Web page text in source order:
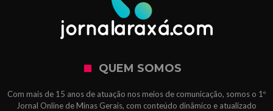
QUEM SOMOS
Com mais de 15 anos de atuação nos meios de comunicação, somos o 1º
Jornal Online de Minas Gerais, com conteúdo dinâmico e atualizado